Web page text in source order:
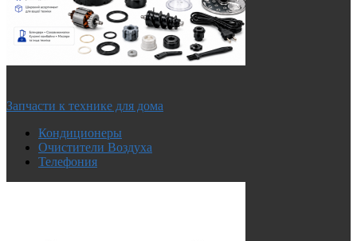
Запчасти к технике для дома
Кондиционеры
Очистители Воздуха
Телефония